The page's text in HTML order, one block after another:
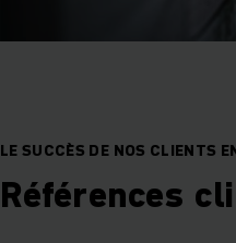
LE SUCCÈS DE NOS CLIENTS
Références